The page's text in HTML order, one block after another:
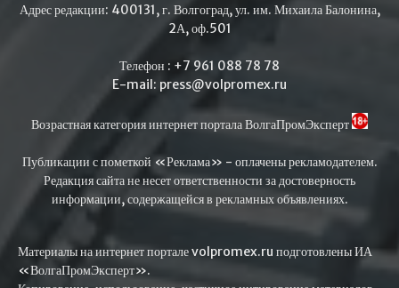
Адрес редакции: 400131, г. Волгоград, ул. им. Михаила Балонина,
2А, оф.501
Телефон : +7 961 088 78 78
E-mail: press@volpromex.ru
Возрастная категория интернет портала ВолгаПромЭксперт
Публикации с пометкой «Реклама» - оплачены рекламодателем.
Редакция сайта не несет ответственности за достоверность
информации, содержащейся в рекламных объявлениях.
Материалы на интернет портале volpromex.ru подготовлены ИА
«ВолгаПромЭксперт».